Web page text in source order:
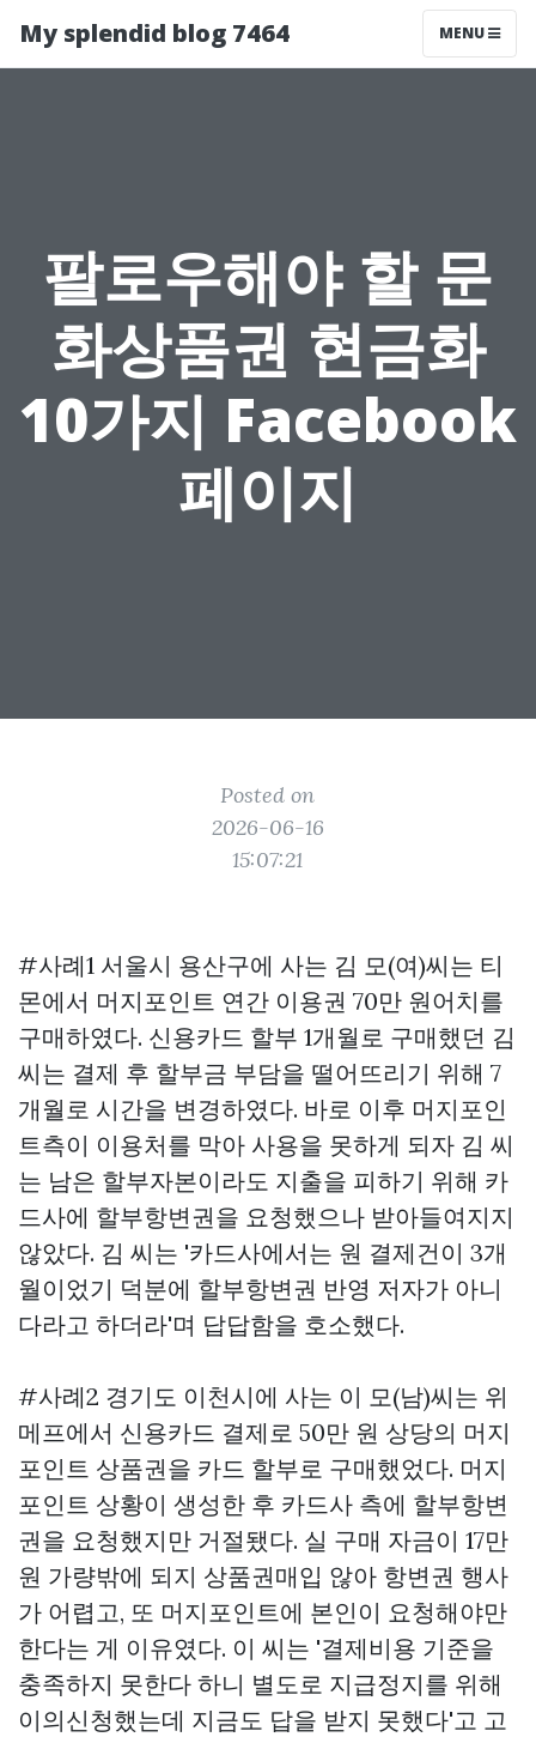
My splendid blog 7464 MENU
팔로우해야 할 문
화상품권 현금화
10가지 Facebook
페이지
Posted on
2026-06-16
15:07:21
#사례1 서울시 용산구에 사는 김 모(여)씨는 티
몬에서 머지포인트 연간 이용권 70만 원어치를
구매하였다. 신용카드 할부 1개월로 구매했던 김
씨는 결제 후 할부금 부담을 떨어뜨리기 위해 7
개월로 시간을 변경하였다. 바로 이후 머지포인
트측이 이용처를 막아 사용을 못하게 되자 김 씨
는 남은 할부자본이라도 지출을 피하기 위해 카
드사에 할부항변권을 요청했으나 받아들여지지
않았다. 김 씨는 '카드사에서는 원 결제건이 3개
월이었기 덕분에 할부항변권 반영 저자가 아니
다라고 하더라'며 답답함을 호소했다.
#사례2 경기도 이천시에 사는 이 모(남)씨는 위
메프에서 신용카드 결제로 50만 원 상당의 머지
포인트 상품권을 카드 할부로 구매했었다. 머지
포인트 상황이 생성한 후 카드사 측에 할부항변
권을 요청했지만 거절됐다. 실 구매 자금이 17만
원 가량밖에 되지 상품권매입 않아 항변권 행사
가 어렵고, 또 머지포인트에 본인이 요청해야만
한다는 게 이유였다. 이 씨는 '결제비용 기준을
충족하지 못한다 하니 별도로 지급정지를 위해
이의신청했는데 지금도 답을 받지 못했다'고 고